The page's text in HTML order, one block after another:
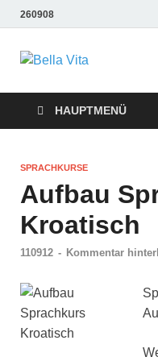
260908
Tipps
HAUPTMENÜ
SPRACHKURSE
Aufbau
Kroatisch
110912 - Kommentar